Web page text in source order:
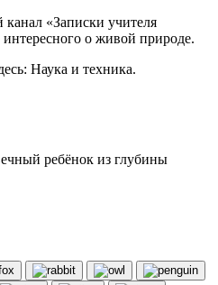
«Записки учителя
о живой природе.
Наука и техника.
ребёнок из глубины